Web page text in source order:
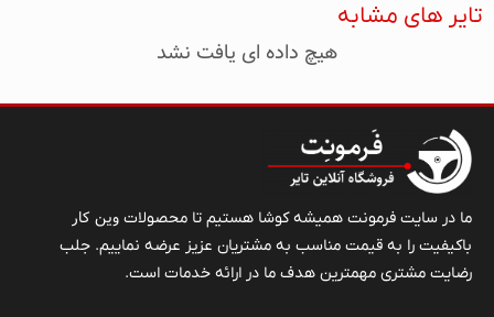
تایر های مشابه
هیچ داده ای یافت نشد
ما در سایت فرمونت همیشه کوشا هستیم تا محصولات وین کار
باکیفیت را به قیمت مناسب به مشتریان عزیز عرضه نماییم. جلب
رضایت مشتری مهمترین هدف ما در ارائه خدمات است.